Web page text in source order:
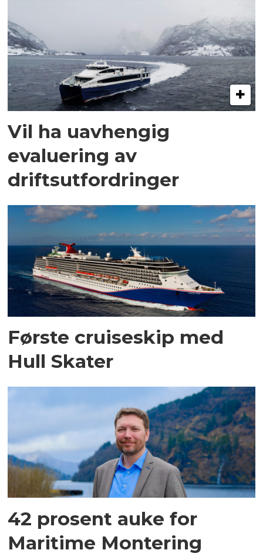
Vil ha uavhengig
evaluering av
driftsutfordringer
Første cruiseskip med
Hull Skater
42 prosent auke for
Maritime Montering